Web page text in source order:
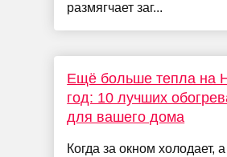
размягчает заг...
Ещё больше тепла на
год: 10 лучших
для вашего дома
Когда за окном холодает, а